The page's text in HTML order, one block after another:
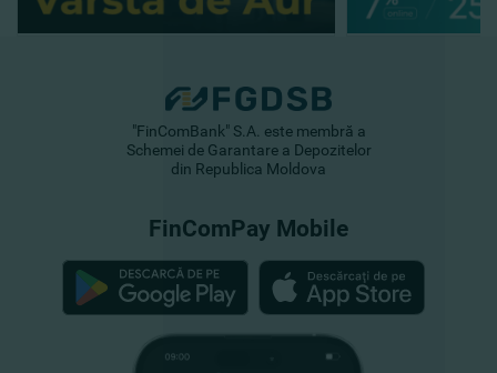
"FinComBank" S.A. este membră a
Schemei de Garantare a Depozitelor
din Republica Moldova
FinComPay Mobile